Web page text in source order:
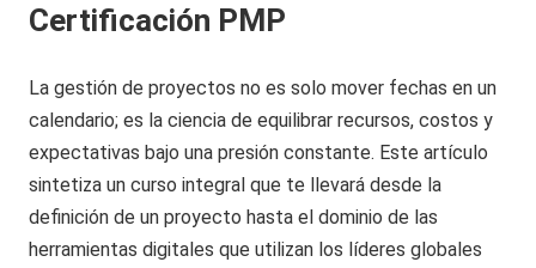
Certificación PMP
La gestión de proyectos no es solo mover fechas en un
calendario; es la ciencia de equilibrar recursos, costos y
expectativas bajo una presión constante. Este artículo
sintetiza un curso integral que te llevará desde la
definición de un proyecto hasta el dominio de las
herramientas digitales que utilizan los líderes globales